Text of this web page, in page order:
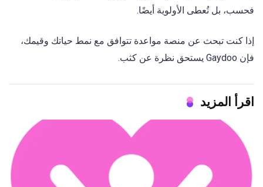
فحسب، بل تُعطى الأولوية أيضًا.
إذا كنت تبحث عن منصة مواعدة تتوافق مع نمط حياتك وقيمك،
فإن Gaydoo يستحق نظرة عن كثب.
اقرأ المزيد